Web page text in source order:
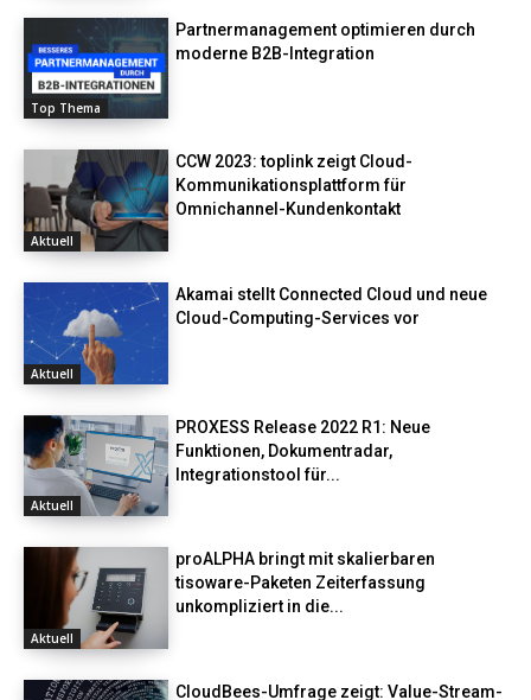
Top Thema
Partnermanagement optimieren durch
moderne B2B-Integration
Aktuell
CCW 2023: toplink zeigt Cloud-
Kommunikationsplattform für
Omnichannel-Kundenkontakt
Aktuell
Akamai stellt Connected Cloud und neue
Cloud-Computing-Services vor
Aktuell
PROXESS Release 2022 R1: Neue
Funktionen, Dokumentradar,
Integrationstool für...
Aktuell
proALPHA bringt mit skalierbaren
tisoware-Paketen Zeiterfassung
unkompliziert in die...
CloudBees-Umfrage zeigt: Value-Stream-